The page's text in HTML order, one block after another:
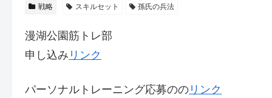
戦略 スキルセット 孫氏の兵法
漫湖公園筋トレ部
申し込み リンク
パーソナルトレーニング応募のの リンク